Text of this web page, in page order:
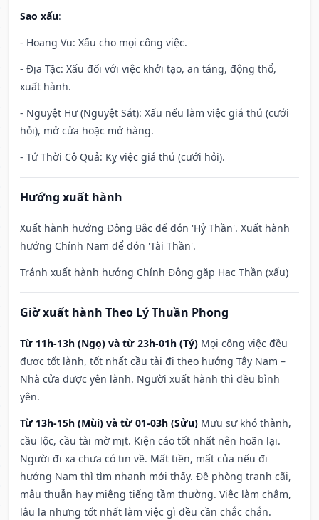
Sao xấu:
- Hoang Vu: Xấu cho mọi công việc.
- Địa Tặc: Xấu đối với việc khởi tạo, an táng, động thổ,
xuất hành.
- Nguyệt Hư (Nguyệt Sát): Xấu nếu làm việc giá thú (cưới
hỏi), mở cửa hoặc mở hàng.
- Tứ Thời Cô Quả: Kỵ việc giá thú (cưới hỏi).
Hướng xuất hành
Xuất hành hướng Đông Bắc để đón 'Hỷ Thần'. Xuất hành
hướng Chính Nam để đón 'Tài Thần'.
Tránh xuất hành hướng Chính Đông gặp Hạc Thần (xấu)
Giờ xuất hành Theo Lý Thuần Phong
Từ 11h-13h (Ngọ) và từ 23h-01h (Tý) Mọi công việc đều
được tốt lành, tốt nhất cầu tài đi theo hướng Tây Nam –
Nhà cửa được yên lành. Người xuất hành thì đều bình
yên.
Từ 13h-15h (Mùi) và từ 01-03h (Sửu) Mưu sự khó thành,
cầu lộc, cầu tài mờ mịt. Kiện cáo tốt nhất nên hoãn lại.
Người đi xa chưa có tin về. Mất tiền, mất của nếu đi
hướng Nam thì tìm nhanh mới thấy. Đề phòng tranh cãi,
mâu thuẫn hay miệng tiếng tầm thường. Việc làm chậm,
lâu la nhưng tốt nhất làm việc gì đều cần chắc chắn.